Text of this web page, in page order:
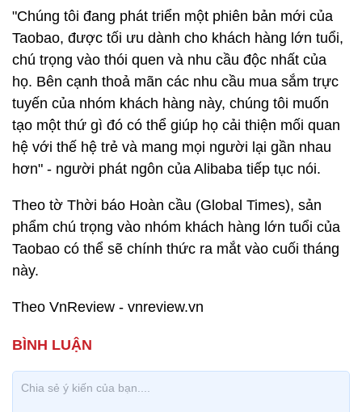
"Chúng tôi đang phát triển một phiên bản mới của
Taobao, được tối ưu dành cho khách hàng lớn tuổi,
chú trọng vào thói quen và nhu cầu độc nhất của
họ. Bên cạnh thoả mãn các nhu cầu mua sắm trực
tuyến của nhóm khách hàng này, chúng tôi muốn
tạo một thứ gì đó có thể giúp họ cải thiện mối quan
hệ với thế hệ trẻ và mang mọi người lại gần nhau
hơn" - người phát ngôn của Alibaba tiếp tục nói.
Theo tờ Thời báo Hoàn cầu (Global Times), sản
phẩm chú trọng vào nhóm khách hàng lớn tuổi của
Taobao có thể sẽ chính thức ra mắt vào cuối tháng
này.
Theo VnReview - vnreview.vn